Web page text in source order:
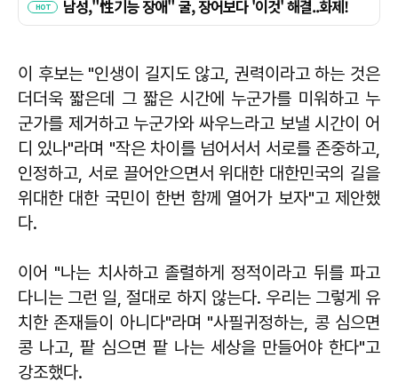
이 후보는 "인생이 길지도 않고, 권력이라고 하는 것은
더더욱 짧은데 그 짧은 시간에 누군가를 미워하고 누
군가를 제거하고 누군가와 싸우느라고 보낼 시간이 어
디 있나"라며 "작은 차이를 넘어서서 서로를 존중하고,
인정하고, 서로 끌어안으면서 위대한 대한민국의 길을
위대한 대한 국민이 한번 함께 열어가 보자"고 제안했
다.
이어 "나는 치사하고 졸렬하게 정적이라고 뒤를 파고
다니는 그런 일, 절대로 하지 않는다. 우리는 그렇게 유
치한 존재들이 아니다"라며 "사필귀정하는, 콩 심으면
콩 나고, 팥 심으면 팥 나는 세상을 만들어야 한다"고
강조했다.